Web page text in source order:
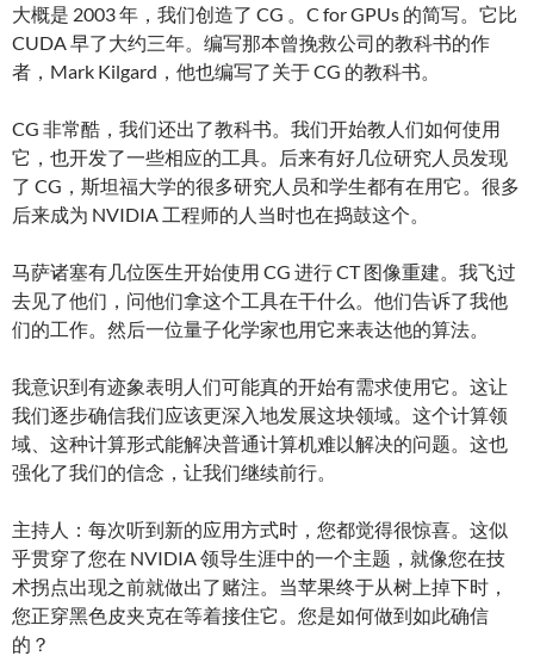
大概是 2003 年，我们创造了 CG 。C for GPUs 的简写。它比
CUDA 早了大约三年。编写那本曾挽救公司的教科书的作
者，Mark Kilgard，他也编写了关于 CG 的教科书。
CG 非常酷，我们还出了教科书。我们开始教人们如何使用
它，也开发了一些相应的工具。后来有好几位研究人员发现
了 CG，斯坦福大学的很多研究人员和学生都有在用它。很多
后来成为 NVIDIA 工程师的人当时也在捣鼓这个。
马萨诸塞有几位医生开始使用 CG 进行 CT 图像重建。我飞过
去见了他们，问他们拿这个工具在干什么。他们告诉了我他
们的工作。然后一位量子化学家也用它来表达他的算法。
我意识到有迹象表明人们可能真的开始有需求使用它。这让
我们逐步确信我们应该更深入地发展这块领域。这个计算领
域、这种计算形式能解决普通计算机难以解决的问题。这也
强化了我们的信念，让我们继续前行。
主持人：每次听到新的应用方式时，您都觉得很惊喜。这似
乎贯穿了您在 NVIDIA 领导生涯中的一个主题，就像您在技
术拐点出现之前就做出了赌注。当苹果终于从树上掉下时，
您正穿黑色皮夹克在等着接住它。您是如何做到如此确信
的？